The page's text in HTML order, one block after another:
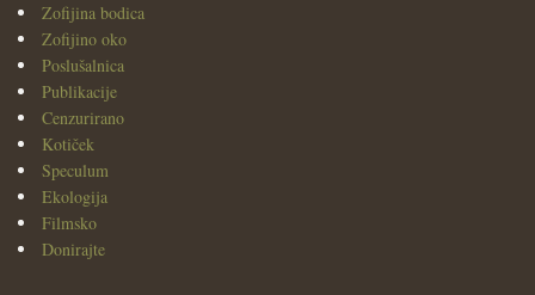
Zofijina bodica
Zofijino oko
Poslušalnica
Publikacije
Cenzurirano
Kotiček
Speculum
Ekologija
Filmsko
Donirajte